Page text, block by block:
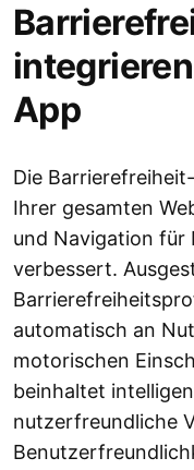
App
Die
Ihrer gesamten
und Navigation für
verbessert.
automatisch an
motorischen
beinhaltet
nutzerfreundliche